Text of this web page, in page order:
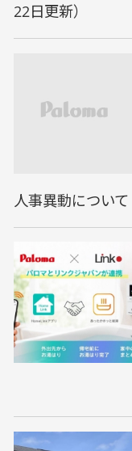
22日更新）
人事異動につい